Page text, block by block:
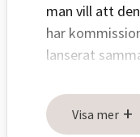
man vill att
har
lanserat
parlamentet
Under sitt
Visa mer +